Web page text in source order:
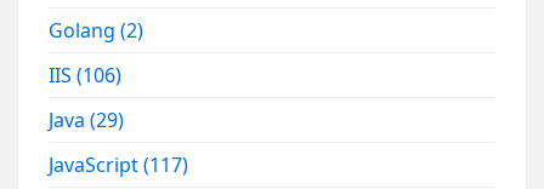
Golang(2)
IIS(106)
Java(29)
JavaScript(117)